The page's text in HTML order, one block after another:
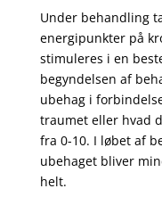
Under behandling
energipunkter på
stimuleres i en
begyndelsen af
ubehag i
traumet eller hvad
fra 0-10. I løbet af
ubehaget bliver
helt.